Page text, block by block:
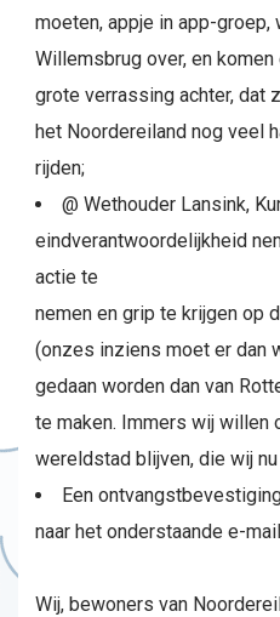
moeten, appje in app-groep,
Willemsbrug over, en komen
grote verrassing achter, dat
het Noordereiland nog veel
rijden;
@ Wethouder Lansink,
eindverantwoordelijkheid
actie te
nemen en grip te krijgen op
(onzes inziens moet er dan
gedaan worden dan van
te maken. Immers wij willen
wereldstad blijven, die wij
Een
naar het onderstaande e-
Wij, bewoners van